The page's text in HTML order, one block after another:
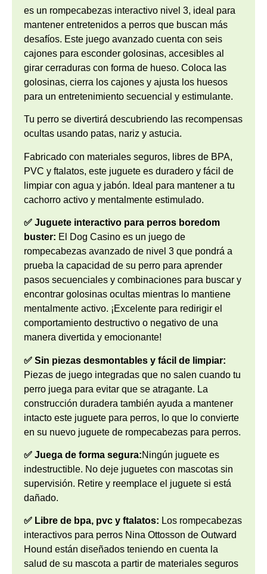
es un rompecabezas interactivo nivel 3, ideal para
mantener entretenidos a perros que buscan más
desafíos. Este juego avanzado cuenta con seis
cajones para esconder golosinas, accesibles al
girar cerraduras con forma de hueso. Coloca las
golosinas, cierra los cajones y ajusta los huesos
para un entretenimiento secuencial y estimulante.
Tu perro se divertirá descubriendo las recompensas
ocultas usando patas, nariz y astucia.
Fabricado con materiales seguros, libres de BPA,
PVC y ftalatos, este juguete es duradero y fácil de
limpiar con agua y jabón. Ideal para mantener a tu
cachorro activo y mentalmente estimulado.
✅ Juguete interactivo para perros boredom
buster: El Dog Casino es un juego de
rompecabezas avanzado de nivel 3 que pondrá a
prueba la capacidad de su perro para aprender
pasos secuenciales y combinaciones para buscar y
encontrar golosinas ocultas mientras lo mantiene
mentalmente activo. ¡Excelente para redirigir el
comportamiento destructivo o negativo de una
manera divertida y emocionante!
✅ Sin piezas desmontables y fácil de limpiar:
Piezas de juego integradas que no salen cuando tu
perro juega para evitar que se atragante. La
construcción duradera también ayuda a mantener
intacto este juguete para perros, lo que lo convierte
en su nuevo juguete de rompecabezas para perros.
✅ Juega de forma segura:Ningún juguete es
indestructible. No deje juguetes con mascotas sin
supervisión. Retire y reemplace el juguete si está
dañado.
✅ Libre de bpa, pvc y ftalatos: Los rompecabezas
interactivos para perros Nina Ottosson de Outward
Hound están diseñados teniendo en cuenta la
salud de su mascota a partir de materiales seguros